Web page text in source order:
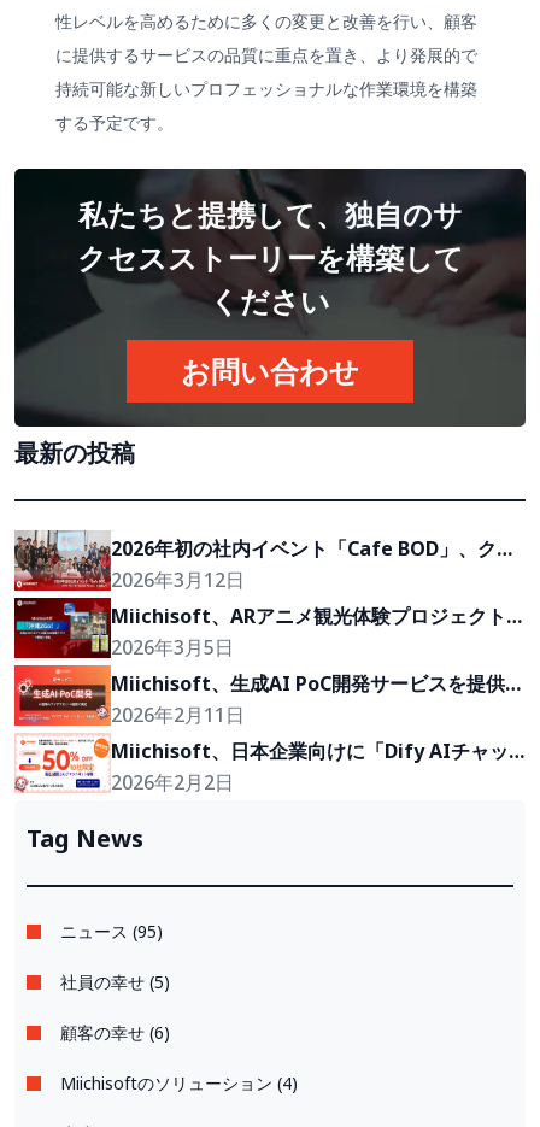
性レベルを高めるために多くの変更と改善を行い、顧客
に提供するサービスの品質に重点を置き、より発展的で
持続可能な新しいプロフェッショナルな作業環境を構築
する予定です。
私たちと提携して、独自のサ
クセスストーリーを構築して
ください
お問い合わせ
最新の投稿
2026年初の社内イベント「Cafe BOD」、クラ
イアントの『Growth Partner』を目指して
2026年3月12日
Miichisoft、ARアニメ観光体験プロジェクト
「沖縄2Go！」の開発に参画
2026年3月5日
Miichisoft、生成AI PoC開発サービスを提供開
始。アイデアを2〜4週間で実現可能なプロトタ
イプに。
2026年2月11日
Miichisoft、日本企業向けに「Dify AIチャッ
トボット」導入支援プランを50％割引で提供。
2026年2月2日
Tag News
ニュース (95)
社員の幸せ (5)
顧客の幸せ (6)
Miichisoftのソリューション (4)